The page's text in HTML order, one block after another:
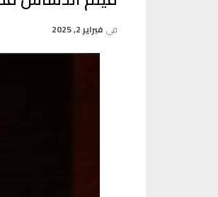
في فبراير 2, 2025